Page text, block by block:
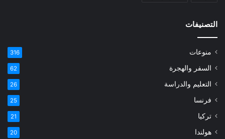
التصنيفات
منوعات 316
السفر والهجرة 62
التعليم والدراسة 26
فرنسا 25
تركيا 21
هولندا 20